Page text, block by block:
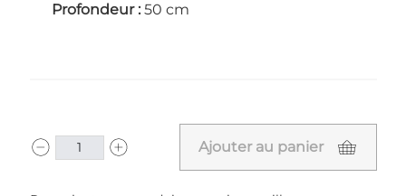
Profondeur : 50 cm
Ajouter au panier